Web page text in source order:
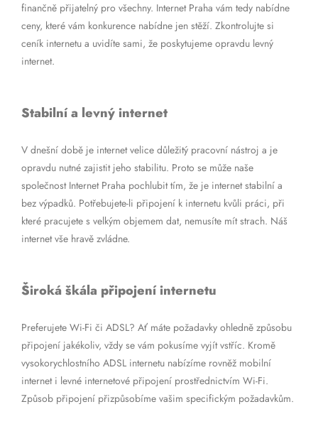
finančně přijatelný pro všechny. Internet Praha vám tedy nabídne
ceny, které vám konkurence nabídne jen stěží. Zkontrolujte si
ceník internetu a uvidíte sami, že poskytujeme opravdu levný
internet.
Stabilní a levný internet
V dnešní době je internet velice důležitý pracovní nástroj a je
opravdu nutné zajistit jeho stabilitu. Proto se může naše
společnost Internet Praha pochlubit tím, že je internet stabilní a
bez výpadků. Potřebujete-li připojení k internetu kvůli práci, při
které pracujete s velkým objemem dat, nemusíte mít strach. Náš
internet vše hravě zvládne.
Široká škála připojení internetu
Preferujete Wi-Fi či ADSL? Ať máte požadavky ohledně způsobu
připojení jakékoliv, vždy se vám pokusíme vyjít vstříc. Kromě
vysokorychlostního ADSL internetu nabízíme rovněž mobilní
internet i levné internetové připojení prostřednictvím Wi-Fi.
Způsob připojení přizpůsobíme vašim specifickým požadavkům.